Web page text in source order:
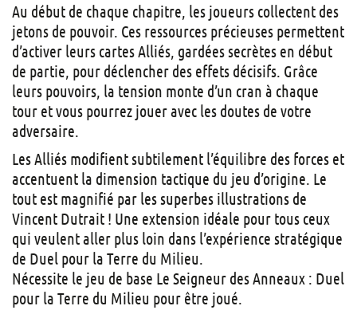
Au début de chaque chapitre, les joueurs collectent des
jetons de pouvoir. Ces ressources précieuses permettent
d’activer leurs cartes Alliés, gardées secrètes en début
de partie, pour déclencher des effets décisifs. Grâce
leurs pouvoirs, la tension monte d’un cran à chaque
tour et vous pourrez jouer avec les doutes de votre
adversaire.
Les Alliés modifient subtilement l’équilibre des forces et
accentuent la dimension tactique du jeu d’origine. Le
tout est magnifié par les superbes illustrations de
Vincent Dutrait ! Une extension idéale pour tous ceux
qui veulent aller plus loin dans l’expérience stratégique
de Duel pour la Terre du Milieu.
Nécessite le jeu de base Le Seigneur des Anneaux : Duel
pour la Terre du Milieu pour être joué.